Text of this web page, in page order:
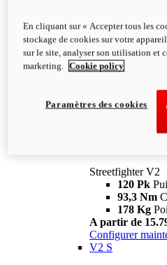
Streetfighter V2
120 Pk
93,3 Nm
178 Kg
A partir de
Configurer
V2 S
En cliquant sur « Accepter tous les
stockage de cookies sur votre
sur le site, analyser son utilisation et
marketing.
Cookie policy
Paramètres des cookies